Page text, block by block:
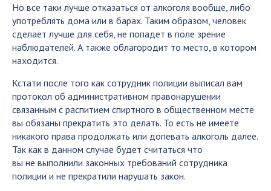
Но все таки лучше отказаться от алкоголя вообще, либо
употреблять дома или в барах. Таким образом, человек
сделает лучше для себя, не попадет в поле зрение
наблюдателей. А также облагородит то место, в котором
находится.
Кстати после того как сотрудник полиции выписал вам
протокол об административном правонарушении
связанным с распитием спиртного в общественном месте
вы обязаны прекратить это делать. То есть не имеете
никакого права продолжать или допевать алкоголь далее.
Так как в данном случае будет считаться что
вы не выполнили законных требований сотрудника
полиции и не прекратили нарушать закон.